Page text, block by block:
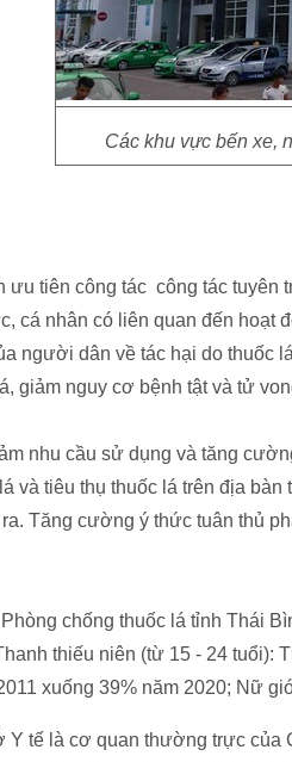
Các khu vực bến xe,
ưu tiên công tác công tác tuyên
cá nhân có liên quan đến hoạt
người dân về tác hại do thuốc
giảm nguy cơ bệnh tật và tử
nhu cầu sử dụng và tăng
và tiêu thụ thuốc lá trên địa
Tăng cường ý thức tuân thủ
chống thuốc lá tỉnh Thái
thiếu niên (từ 15 - 24 tuổi):
xuống 39% năm 2020; Nữ
Y tế là cơ quan thường trực của